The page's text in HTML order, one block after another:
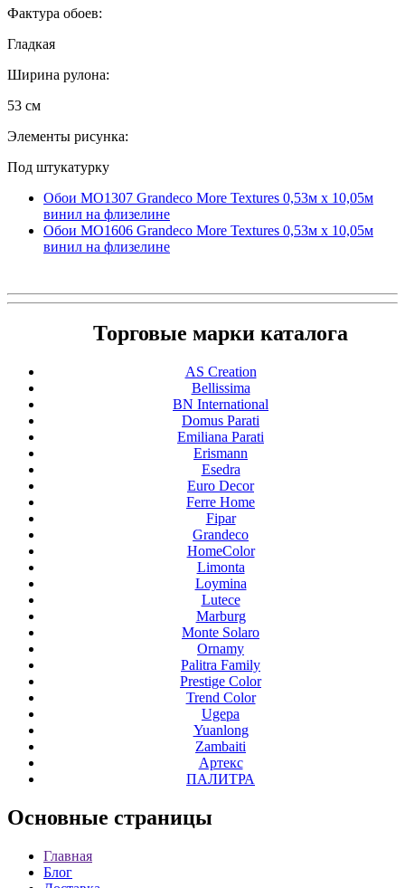
Фактура обоев:
Гладкая
Ширина рулона:
53 см
Элементы рисунка:
Под штукатурку
Обои MO1307 Grandeco More Textures 0,53м x 10,05м
винил на флизелине
Обои MO1606 Grandeco More Textures 0,53м x 10,05м
винил на флизелине
Торговые марки каталога
AS Creation
Bellissima
BN International
Domus Parati
Emiliana Parati
Erismann
Esedra
Euro Decor
Ferre Home
Fipar
Grandeco
HomeColor
Limonta
Loymina
Lutece
Marburg
Monte Solaro
Ornamy
Palitra Family
Prestige Color
Trend Color
Ugepa
Yuanlong
Zambaiti
Артекс
ПАЛИТРА
Основные страницы
Главная
Блог